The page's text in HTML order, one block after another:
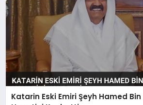
Katarin Eski Emiri Şeyh Hamed